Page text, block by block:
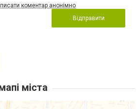
коментар анонімно
Відправити
міста